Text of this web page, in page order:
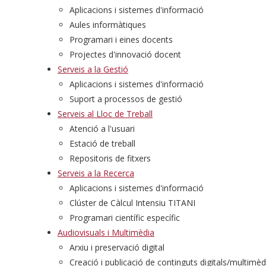
Aplicacions i sistemes d'informació
Aules informàtiques
Programari i eines docents
Projectes d'innovació docent
Serveis a la Gestió
Aplicacions i sistemes d'informació
Suport a processos de gestió
Serveis al Lloc de Treball
Atenció a l'usuari
Estació de treball
Repositoris de fitxers
Serveis a la Recerca
Aplicacions i sistemes d'informació
Clúster de Càlcul Intensiu TITANI
Programari científic específic
Audiovisuals i Multimèdia
Arxiu i preservació digital
Creació i publicació de continguts digitals/